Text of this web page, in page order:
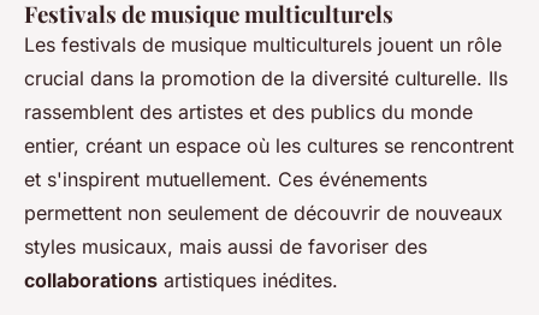
Festivals de musique multiculturels
Les festivals de musique multiculturels jouent un rôle
crucial dans la promotion de la diversité culturelle. Ils
rassemblent des artistes et des publics du monde
entier, créant un espace où les cultures se rencontrent
et s'inspirent mutuellement. Ces événements
permettent non seulement de découvrir de nouveaux
styles musicaux, mais aussi de favoriser des
collaborations artistiques inédites.